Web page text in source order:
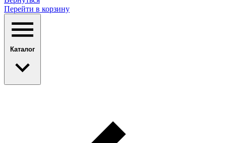
Перейти в корзину
Каталог